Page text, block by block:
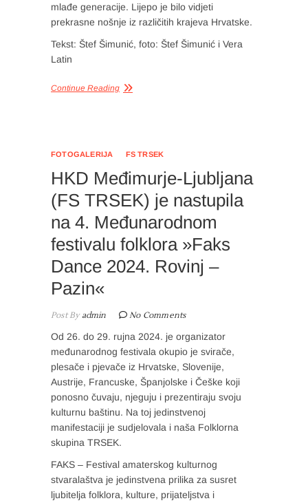
mlađe generacije. Lijepo je bilo vidjeti
prekrasne nošnje iz različitih krajeva Hrvatske.
Tekst: Štef Šimunić, foto: Štef Šimunić i Vera
Latin
Continue Reading
FOTOGALERIJA FS TRSEK
HKD Međimurje-Ljubljana
(FS TRSEK) je nastupila
na 4. Međunarodnom
festivalu folklora »Faks
Dance 2024. Rovinj –
Pazin«
Post Byadmin No Comments
Od 26. do 29. rujna 2024. je organizator
međunarodnog festivala okupio je svirače,
plesače i pjevače iz Hrvatske, Slovenije,
Austrije, Francuske, Španjolske i Češke koji
ponosno čuvaju, njeguju i prezentiraju svoju
kulturnu baštinu. Na toj jedinstvenoj
manifestaciji je sudjelovala i naša Folklorna
skupina TRSEK.
FAKS – Festival amaterskog kulturnog
stvaralaštva je jedinstvena prilika za susret
ljubitelja folklora, kulture, prijateljstva i